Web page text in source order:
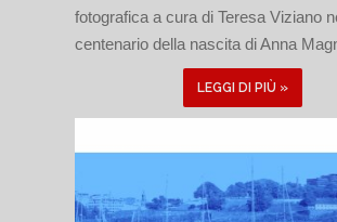
fotografica a cura di Teresa Viziano
centenario della nascita di Anna
LEGGI DI PIÙ »